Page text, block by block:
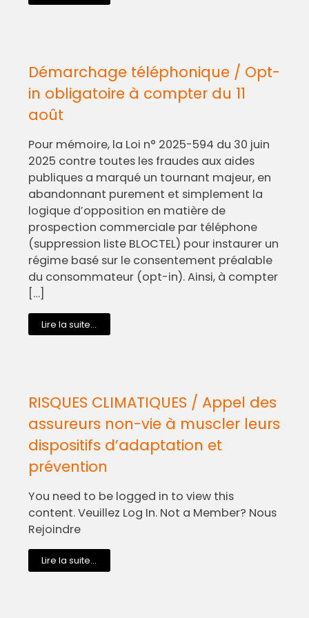
Démarchage téléphonique / Opt-
in obligatoire à compter du 11
août
Pour mémoire, la Loi n° 2025-594 du 30 juin
2025 contre toutes les fraudes aux aides
publiques a marqué un tournant majeur, en
abandonnant purement et simplement la
logique d’opposition en matière de
prospection commerciale par téléphone
(suppression liste BLOCTEL) pour instaurer un
régime basé sur le consentement préalable
du consommateur (opt-in). Ainsi, à compter
[…]
Lire la suite...
RISQUES CLIMATIQUES / Appel des
assureurs non-vie à muscler leurs
dispositifs d’adaptation et
prévention
You need to be logged in to view this
content. Veuillez Log In. Not a Member? Nous
Rejoindre
Lire la suite...